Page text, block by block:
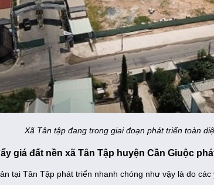
Xã Tân tập đang trong giai đoạn phát triển toàn
giá đất nền xã Tân Tập huyện Cần Giuộc
tại Tân Tập phát triển nhanh chóng như vậy là do